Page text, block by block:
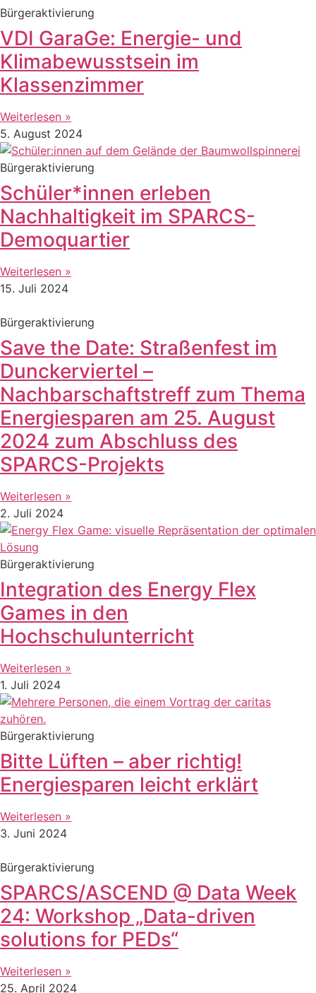
Bürgeraktivierung
VDI GaraGe: Energie- und
Klimabewusstsein im
Klassenzimmer
Weiterlesen »
5. August 2024
Bürgeraktivierung
Schüler*innen erleben
Nachhaltigkeit im SPARCS-
Demoquartier
Weiterlesen »
15. Juli 2024
Bürgeraktivierung
Save the Date: Straßenfest im
Dunckerviertel –
Nachbarschaftstreff zum Thema
Energiesparen am 25. August
2024 zum Abschluss des
SPARCS-Projekts
Weiterlesen »
2. Juli 2024
Bürgeraktivierung
Integration des Energy Flex
Games in den
Hochschulunterricht
Weiterlesen »
1. Juli 2024
Bürgeraktivierung
Bitte Lüften – aber richtig!
Energiesparen leicht erklärt
Weiterlesen »
3. Juni 2024
Bürgeraktivierung
SPARCS/ASCEND @ Data Week
24: Workshop „Data-driven
solutions for PEDs“
Weiterlesen »
25. April 2024